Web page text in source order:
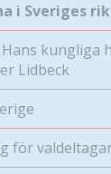
i Sveriges
kungliga
Lidbeck
för
här